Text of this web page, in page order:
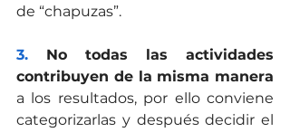
de “chapuzas”.
3. No todas las actividades
contribuyen de la misma manera
a los resultados, por ello conviene
categorizarlas y después decidir el